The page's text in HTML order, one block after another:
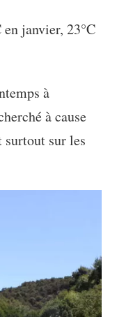
janvier, 23°C
à
à cause
sur les